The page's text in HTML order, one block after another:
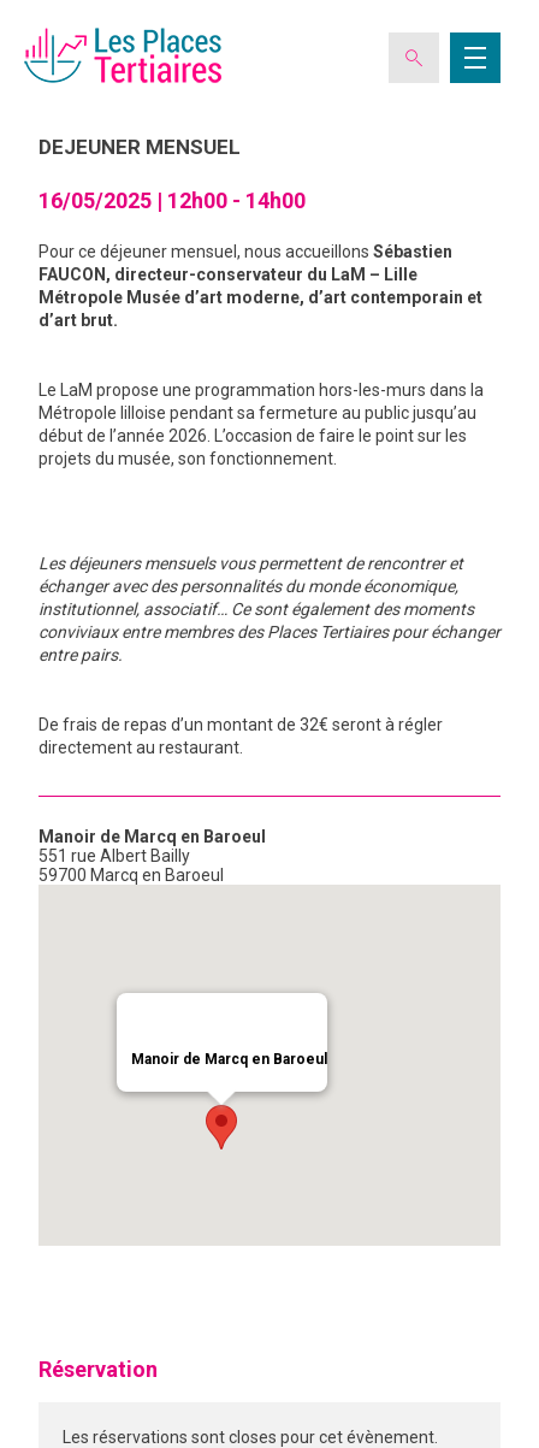
L’ASSOCIATION
VERIQUALIS
GRAVITY
NOUS REJOINDRE
16
MAI
DEJEUNER MENSUEL
16/05/2025 | 12h00 - 14h00
Pour ce déjeuner mensuel, nous accueillons Sébastien
FAUCON, directeur-conservateur du LaM – Lille
Métropole Musée d’art moderne, d’art contemporain et
d’art brut.
Le LaM propose une programmation hors-les-murs dans la
Métropole lilloise pendant sa fermeture au public jusqu’au
début de l’année 2026. L’occasion de faire le point sur les
projets du musée, son fonctionnement.
Les déjeuners mensuels vous permettent de rencontrer et
échanger avec des personnalités du monde économique,
institutionnel, associatif… Ce sont également des moments
conviviaux entre membres des Places Tertiaires pour échanger
entre pairs.
De frais de repas d’un montant de 32€ seront à régler
directement au restaurant.
Manoir de Marcq en Baroeul
551 rue Albert Bailly
59700 Marcq en Baroeul
Manoir de Marcq en Baroeul
Réservation
Les réservations sont closes pour cet évènement.